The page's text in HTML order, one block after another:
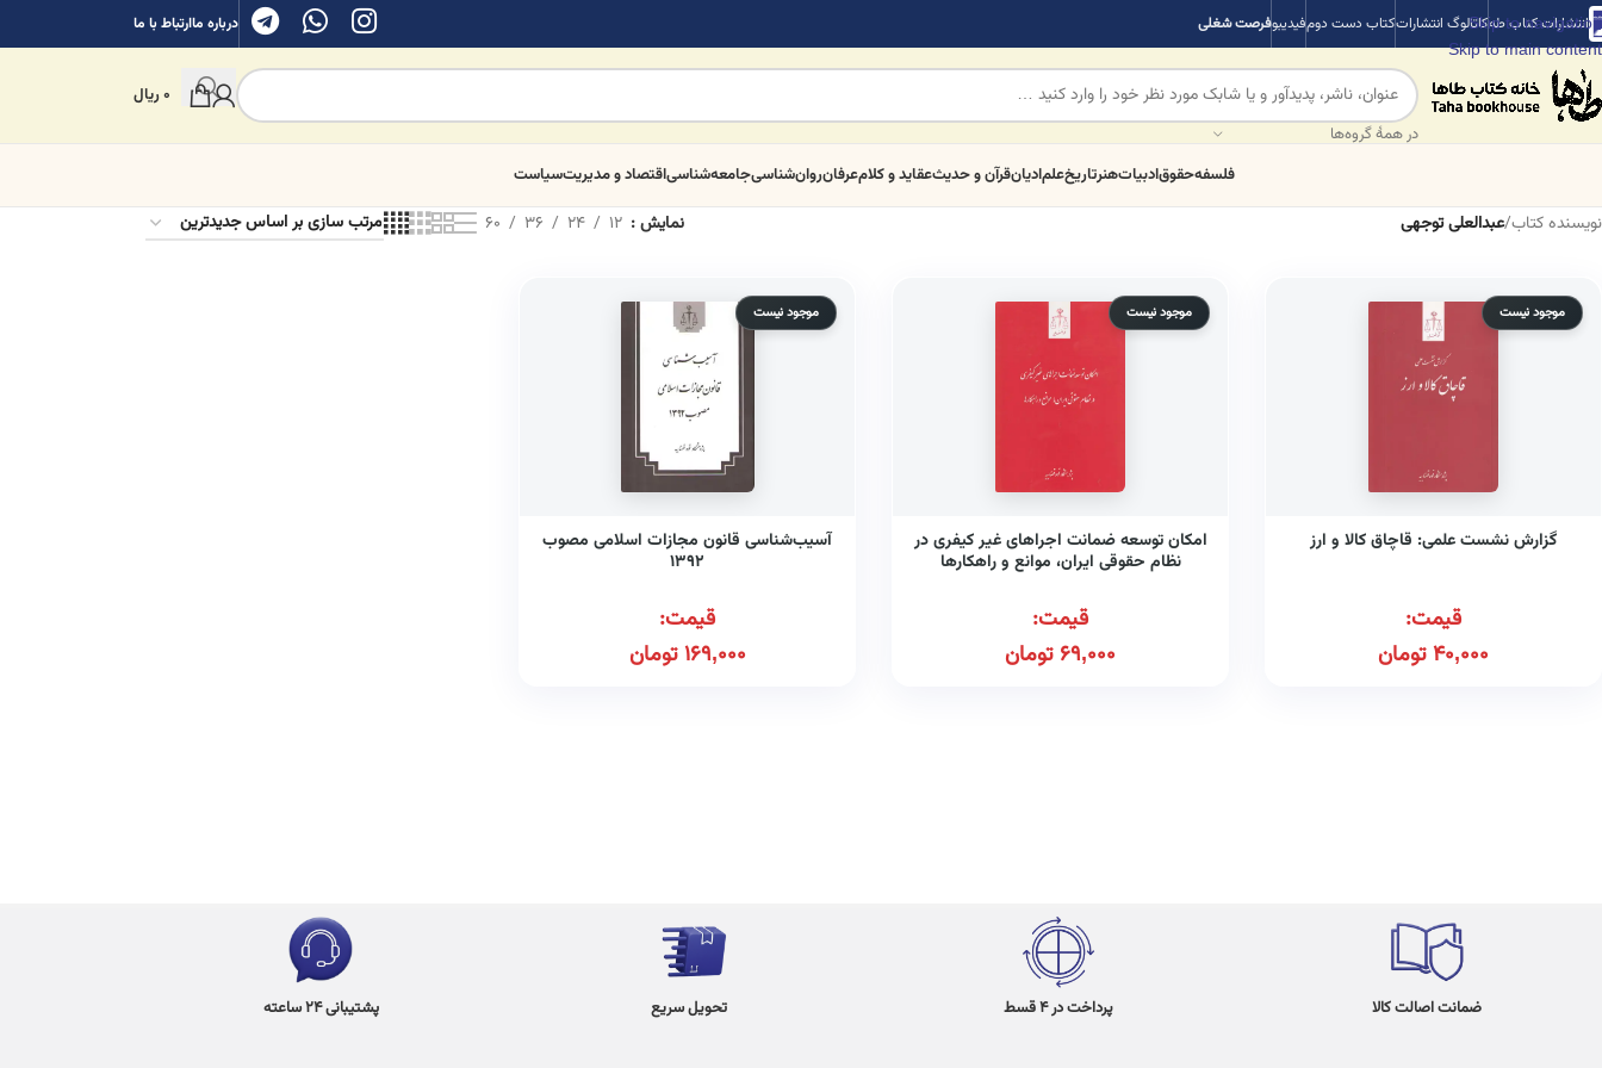
Skip to navigation
Skip to main content
انتشارات کتاب طهکاتالوگ انتشاراتکتاب دست دومفیدیبوفرصت شغلی درباره ماارتباط با ما
در همهٔ گروه‌ها
0ریال
فلسفهحقوقادبیاتهنرتاریخعلمادیانقرآن و حدیثعقاید و کلامعرفانروان‌شناسیجامعه‌شناسیاقتصاد و مدیریتسیاست
نویسنده کتاب/عبدالعلی توجهی نمایش 12
24
36
60
موجود نیست
گزارش نشست علمی: قاچاق کالا و ارز
قیمت:
40,000تومان
موجود نیست
امکان توسعه ضمانت اجراهای غیر کیفری در
نظام حقوقی ایران، موانع و راهکارها
قیمت:
69,000 تومان
موجود نیست
آسیب‌شناسی قانون مجازات اسلامی مصوب
۱۳۹۲
قیمت:
169,000تومان
ضمانت اصالت کالا پرداخت در 4 قسط تحویل سریع پشتیبانی 24 ساعته